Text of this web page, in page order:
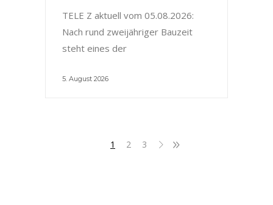
TELE Z aktuell vom 05.08.2026:
Nach rund zweijähriger Bauzeit
steht eines der
5. August 2026
1 2 3